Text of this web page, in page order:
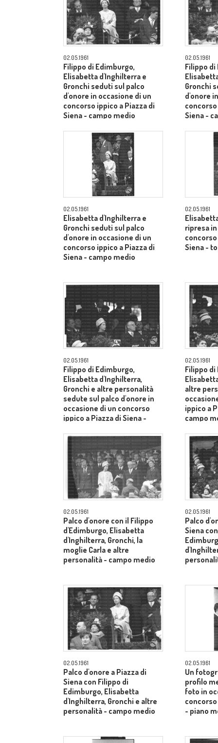
02.05.1961
Filippo di Edimburgo,
Elisabetta d'Inghilterra e
Gronchi seduti sul palco
d'onore in occasione di un
concorso ippico a Piazza di
Siena - campo medio
02.05.1961
Filippo di
Gronchi
d'onore
Siena -
02.05.1961
Elisabetta d'Inghilterra e
Gronchi seduti sul palco
d'onore in occasione di un
concorso ippico a Piazza di
Siena - campo medio
02.05.1961
ripresa
Siena -
02.05.1961
Filippo di Edimburgo,
Elisabetta d'Inghilterra,
Gronchi e altre personalità
sedute sul palco d'onore in
occasione di un concorso
ippico a Piazza di Siena -
02.05.1961
Filippo di
altre
ippico a
campo
02.05.1961
Palco d'onore con il Filippo
d'Edimburgo, Elisabetta
d'Inghilterra, Gronchi, la
moglie Carla e altre
personalità - campo medio
02.05.1961
Palco
Siena
02.05.1961
Palco d'onore a Piazza di
Siena con Filippo di
Edimburgo, Elisabetta
d'Inghilterra, Gronchi e altre
personalità - campo medio
02.05.1961
Un
profilo
foto in
- piano